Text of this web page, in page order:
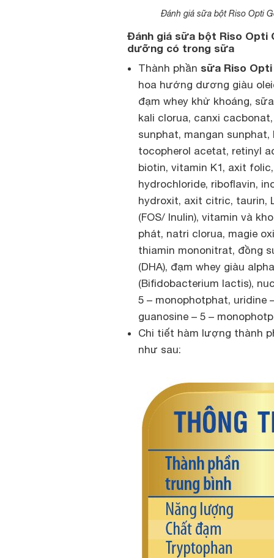
Đánh giá sữa bột Riso Opti
Đánh giá sữa bột Riso Opti
dưỡng có trong sữa
Thành phần sữa Riso Opti
hoa hướng dương giàu
đạm whey khử khoáng,
kali clorua, canxi
sunphat, mangan
tocopherol acetat, retinyl
biotin, vitamin K1, axit
hydrochloride, riboflavin,
hydroxit, axit citric, taurin,
(FOS/ Inulin), vitamin và
phát, natri clorua, magie
thiamin mononitrat, đồng
(DHA), đạm whey giàu
(Bifidobacterium lactis),
5 – monophotphat, uridine
guanosine – 5 –
Chi tiết hàm lượng thành
như sau: